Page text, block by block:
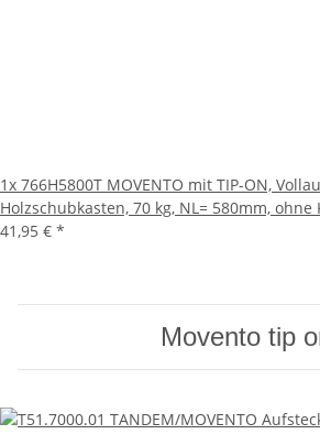
1x 766H5800T MOVENTO mit TIP-ON,
Holzschubkasten, 70 kg, NL= 580mm,
41,95 € *
Movento tip